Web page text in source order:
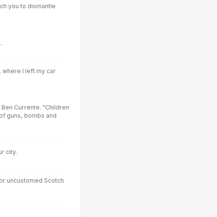
you to dismantle
where I left my car
Currente. "Children
guns, bombs and
city.
uncustomed Scotch